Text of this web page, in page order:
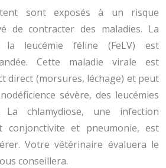
sont exposés à un risque
de contracter des maladies. La
la leucémie féline (FeLV) est
Cette maladie virale est
direct (morsures, léchage) et peut
sévère, des leucémies
chlamydiose, une infection
conjonctivite et pneumonie, est
Votre vétérinaire évaluera le
conseillera.